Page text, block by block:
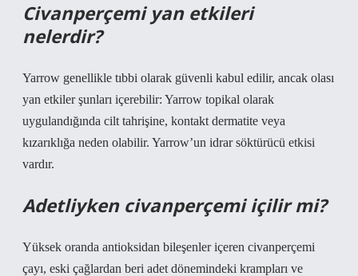
Civanperçemi yan etkileri
nelerdir?
Yarrow genellikle tıbbi olarak güvenli kabul edilir, ancak olası
yan etkiler şunları içerebilir: Yarrow topikal olarak
uygulandığında cilt tahrişine, kontakt dermatite veya
kızarıklığa neden olabilir. Yarrow’un idrar söktürücü etkisi
vardır.
Adetliyken civanperçemi içilir mi?
Yüksek oranda antioksidan bileşenler içeren civanperçemi
çayı, eski çağlardan beri adet dönemindeki krampları ve